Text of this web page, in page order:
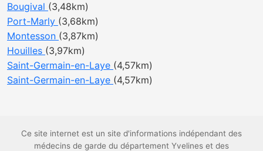
Bougival (3,48km)
Port-Marly (3,68km)
Montesson (3,87km)
Houilles (3,97km)
Saint-Germain-en-Laye (4,57km)
Saint-Germain-en-Laye (4,57km)
Ce site internet est un site d'informations indépendant des
médecins de garde du département Yvelines et des